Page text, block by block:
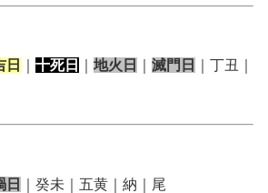
日 十死日 地火日 滅門日
｜丁丑｜
日 ｜癸未｜五黄｜納｜尾